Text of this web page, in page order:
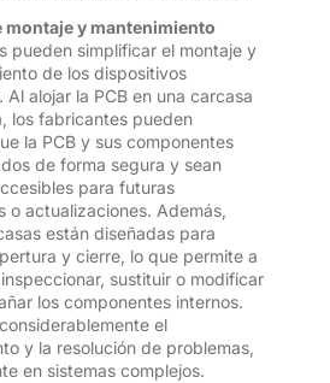
montaje y mantenimiento
pueden simplificar el montaje y
de los dispositivos
Al alojar la PCB en una carcasa
los fabricantes pueden
la PCB y sus componentes
de forma segura y sean
para futuras
o actualizaciones. Además,
están diseñadas para
y cierre, lo que permite a
sustituir o modificar
los componentes internos.
el
y la resolución de problemas,
en sistemas complejos.